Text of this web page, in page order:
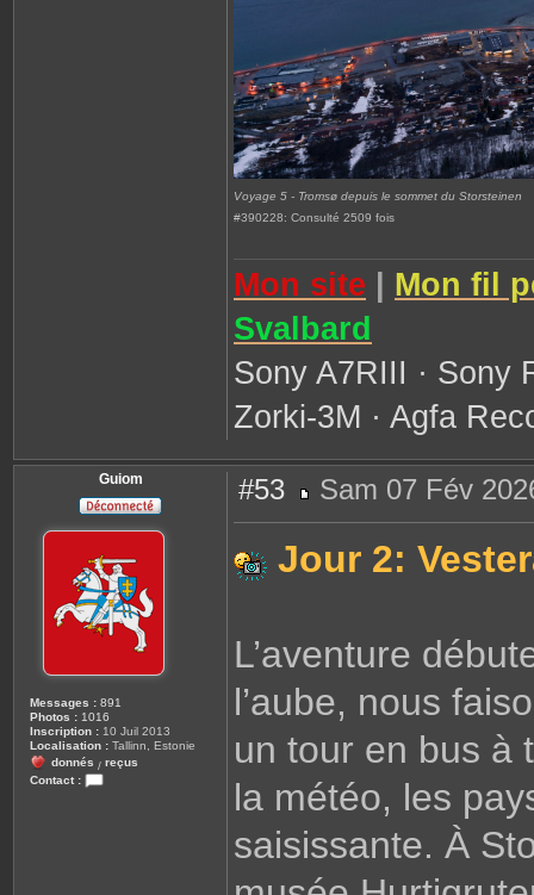
Voyage 5 - Tromsø depuis le sommet du Storsteinen
#390228: Consulté 2509 fois
Mon site
Mon fil
Svalbard
Sony A7RIII · Sony
Zorki-3M · Agfa
Guiom
Messages : 891
Photos : 1016
Inscription : 10 Juil 2013
Localisation : Tallinn, Estonie
donnés / reçus
Contact :
#53
e
a
Sam 07 Fév
Jour 2:
L’aventure
l’aube, nous
un tour en bus à
la météo, les
saisissante. À